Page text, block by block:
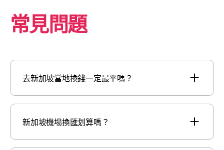
常見問題
去新加坡當地換錢一定最平嗎？
新加坡機場換匯划算嗎？